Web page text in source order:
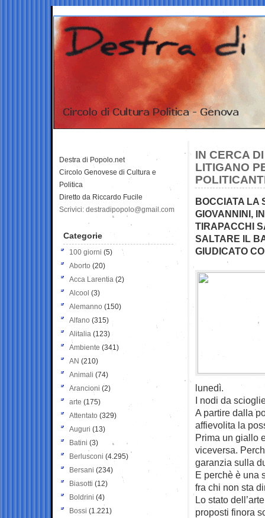
IN CERCA
LITIGANO
BOCCIATA LA
GIOVANNINI,
TIRAPACCHI
SALTARE IL
GIUDICATO
lunedì.
I nodi da
A partire dalla
affievolita la
Prima un giallo
viceversa.
garanzia sulla
E perchè è una
fra chi non sta
Lo stato
proposti finora
Destra di Popolo.net
Circolo Genovese di Cultura e
Politica
Diretto da Riccardo Fucile
Scrivici: destradipopolo@gmail.com
Categorie
100 giorni (5)
Aborto (20)
Acca Larentia (2)
Alcool (3)
Alemanno (150)
Alfano (315)
Alitalia (123)
Ambiente (341)
AN (210)
Animali (74)
Arancioni (2)
arte (175)
Attentato (329)
Auguri (13)
Batini (3)
Berlusconi (4.295)
Bersani (234)
Biasotti (12)
Boldrini (4)
Bossi (1.221)